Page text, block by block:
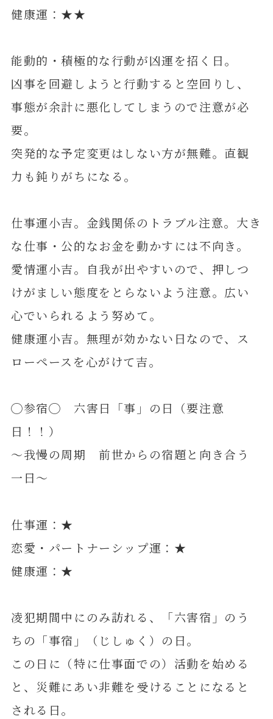
健康運：★★
能動的・積極的な行動が凶運を招く日。
凶事を回避しようと行動すると空回りし、
事態が余計に悪化してしまうので注意が必
要。
突発的な予定変更はしない方が無難。直観
力も鈍りがちになる。
仕事運小吉。金銭関係のトラブル注意。大き
な仕事・公的なお金を動かすには不向き。
愛情運小吉。自我が出やすいので、押しつ
けがましい態度をとらないよう注意。広い
心でいられるよう努めて。
健康運小吉。無理が効かない日なので、ス
ローペースを心がけて吉。
◯参宿◯ 六害日「事」の日（要注意
日！！）
～我慢の周期 前世からの宿題と向き合う
一日～
仕事運：★
恋愛・パートナーシップ運：★
健康運：★
凌犯期間中にのみ訪れる、「六害宿」のう
ちの「事宿」（じしゅく）の日。
この日に（特に仕事面での）活動を始める
と、災難にあい非難を受けることになると
される日。